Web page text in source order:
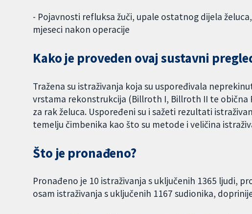
- Pojavnosti refluksa žuči, upale ostatnog dijela
mjeseci nakon operacije
Kako je proveden ovaj sustavni
Tražena su istraživanja koja su uspoređivala
vrstama rekonstrukcija (Billroth I, Billroth II te obična
za rak želuca. Uspoređeni su i sažeti rezultati
temelju čimbenika kao što su metode i veličina
Što je pronađeno?
Pronađeno je 10 istraživanja s uključenih 1365 ljudi,
osam istraživanja s uključenih 1167 sudionika,